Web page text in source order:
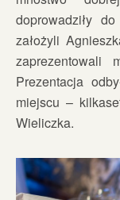
doprowadziły
założyli
zaprezentowali
Prezentacja
miejscu –
Wieliczka.